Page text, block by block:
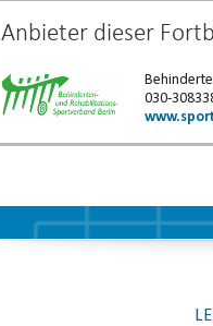
Anbieter dieser
030-